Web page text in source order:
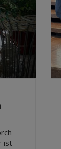
ist